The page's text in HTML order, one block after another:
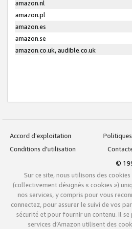
amazon.nl
amazon.pl
amazon.es
amazon.se
amazon.co.uk, audible.co.uk
Accord d’exploitation
Conditions d’utilisation
©
Sur ce site, nous utilisons des
(collectivement désignés « cookies »)
nos services, y compris pour vous
connectez, pour assurer le suivi de vos
sécurité et pour fournir un contenu. Il se
services d’Amazon utilisent des